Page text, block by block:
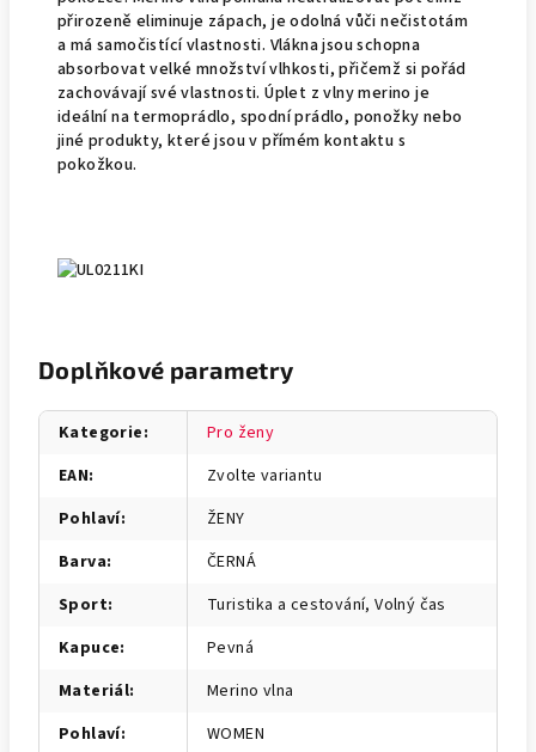
přirozeně eliminuje zápach, je odolná vůči nečistotám
a má samočistící vlastnosti. Vlákna jsou schopna
absorbovat velké množství vlhkosti, přičemž si pořád
zachovávají své vlastnosti. Úplet z vlny merino je
ideální na termoprádlo, spodní prádlo, ponožky nebo
jiné produkty, které jsou v přímém kontaktu s
pokožkou.
Doplňkové parametry
Kategorie:
Pro ženy
EAN:
Zvolte variantu
Pohlaví:
ŽENY
Barva:
ČERNÁ
Sport:
Turistika a cestování, Volný čas
Kapuce:
Pevná
Materiál:
Merino vlna
Pohlaví:
WOMEN